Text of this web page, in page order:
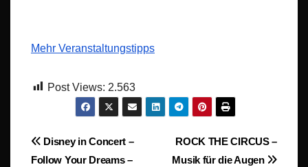
Mehr Veranstaltungstipps
Post Views: 2.563
Beitragsnavigation
ROCK THE CIRCUS –
Musik für die Augen
Disney in Concert –
Follow Your Dreams –